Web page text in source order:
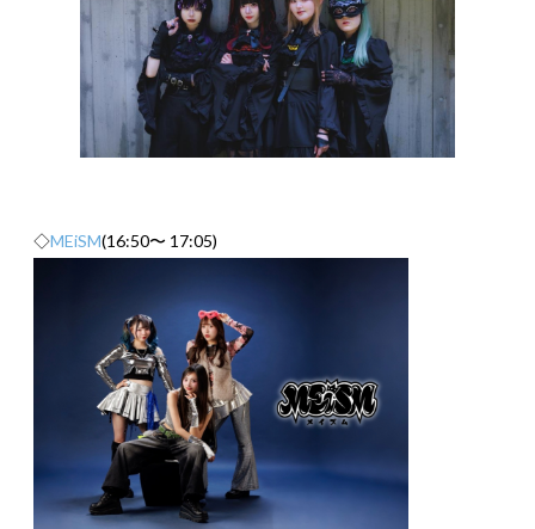
◇MEiSM(16:50〜 17:05)